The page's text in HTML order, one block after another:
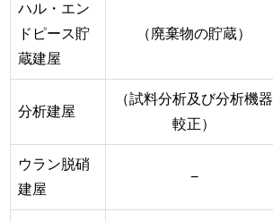
ハル・エン
ドピース貯
蔵建屋
（廃棄物の貯蔵）
分析建屋
（試料分析及び分析機器
較正）
ウラン脱硝
建屋
−